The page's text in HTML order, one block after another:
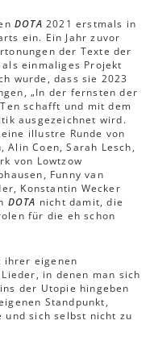
DOTA 2021 erstmals in
ein. Ein Jahr zuvor
der Texte der
einmaliges Projekt
wurde, dass sie 2023
„In der fernsten der
schafft und mit dem
ausgezeichnet wird.
illustre Runde von
Coen, Sarah Lesch,
von Lowtzow
Funny van
Konstantin Wecker
DOTA nicht damit, die
für die eh schon
ihrer eigenen
in denen man sich
der Utopie hingeben
Standpunkt,
und sich selbst nicht zu